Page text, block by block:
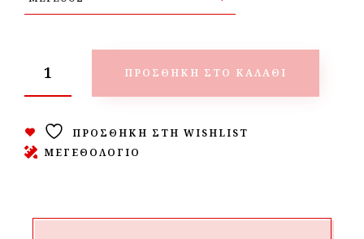
ΠΡΟΣΘΉΚΗ ΣΤΟ ΚΑΛΆΘΙ
ΠΡΟΣΘΉΚΗ ΣΤΗ WISHLIST
ΜΕΓΕΘΟΛΟΓΙΟ